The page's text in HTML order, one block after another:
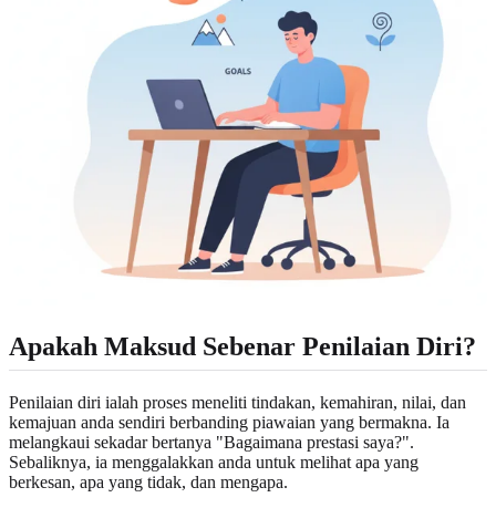
Apakah Maksud Sebenar Penilaian Diri?
Penilaian diri ialah proses meneliti tindakan, kemahiran, nilai, dan
kemajuan anda sendiri berbanding piawaian yang bermakna. Ia
melangkaui sekadar bertanya "Bagaimana prestasi saya?".
Sebaliknya, ia menggalakkan anda untuk melihat apa yang
berkesan, apa yang tidak, dan mengapa.